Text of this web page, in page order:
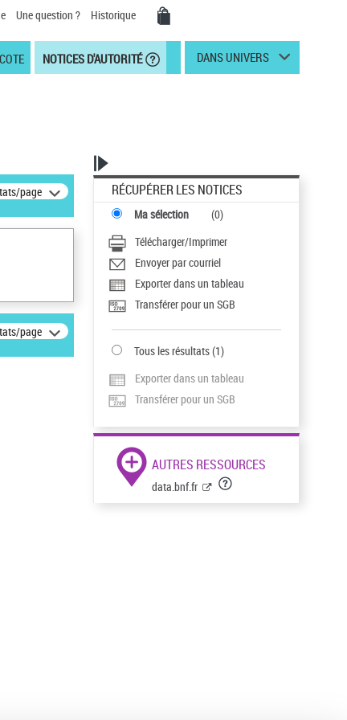
Une question ? Historique
COTE NOTICES D'AUTORITÉ DANS UNIVERS
page
page
RÉCUPÉRER LES NOTICES
Ma sélection (0)
Télécharger/Imprimer
Envoyer par courriel
Exporter dans un tableau
Transférer pour un SGB
Tous les résultats(1)
Exporter dans un tableau
Transférer pour un SGB
AUTRES RESSOURCES
data.bnf.fr